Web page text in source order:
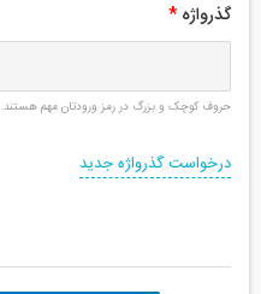
گذرواژه *
حروف کوچک و بزرگ در رمز ورودتان مهم هستند.
درخواست گذرواژه جدید